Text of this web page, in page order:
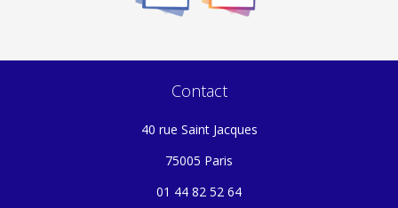
Contact
40 rue Saint Jacques
75005 Paris
01 44 82 52 64